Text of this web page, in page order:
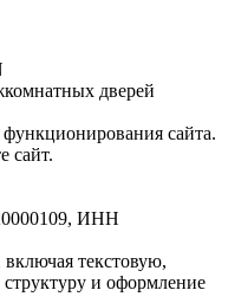
дверей
сайта.
сайт.
ИНН
текстовую,
и оформление